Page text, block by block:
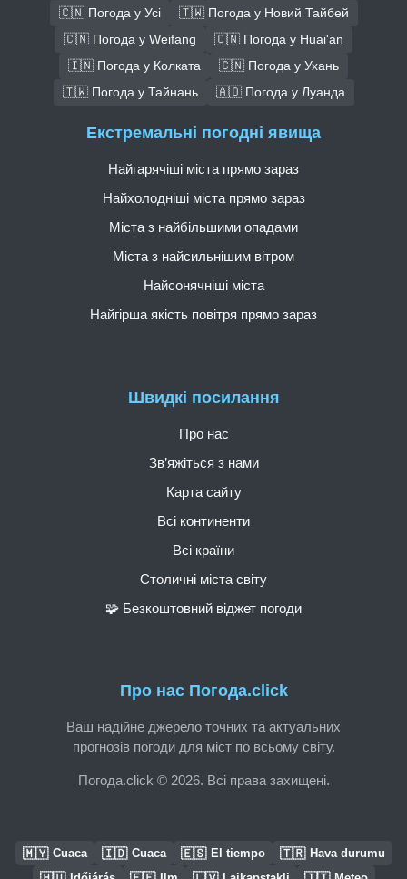
🇨🇳 Погода у Усі
🇹🇼 Погода у Новий Тайбей
🇨🇳 Погода у Weifang
🇨🇳 Погода у Huai'an
🇮🇳 Погода у Колката
🇨🇳 Погода у Ухань
🇹🇼 Погода у Тайнань
🇦🇴 Погода у Луанда
Про нас Погода.click
Ваш надійне джерело точних та актуальних
прогнозів погоди для міст по всьому світу.
Погода.click © 2026. Всі права захищені.
Швидкі посилання
Про нас
Зв’яжіться з нами
Карта сайту
Всі континенти
Всі країни
Столичні міста світу
🧩 Безкоштовний віджет погоди
Екстремальні погодні явища
Найгарячіші міста прямо зараз
Найхолодніші міста прямо зараз
Міста з найбільшими опадами
Міста з найсильнішим вітром
Найсонячніші міста
Найгірша якість повітря прямо зараз
🇲🇾 Cuaca 🇮🇩 Cuaca 🇪🇸 El tiempo 🇹🇷 Hava durumu